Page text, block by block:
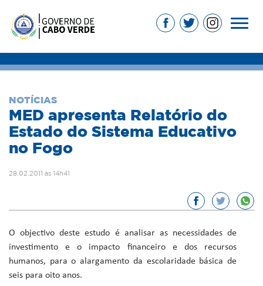
NOTÍCIAS
MED apresenta Relatório do
Estado do Sistema Educativo
no Fogo
28.02.2011 às 14h41
O objectivo deste estudo é analisar as necessidades de
investimento e o impacto financeiro e dos recursos
humanos, para o alargamento da escolaridade básica de
seis para oito anos.